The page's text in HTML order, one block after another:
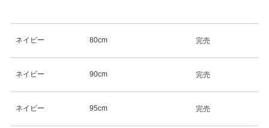
ネイビー 80cm 完売
ネイビー 90cm 完売
ネイビー 95cm 完売